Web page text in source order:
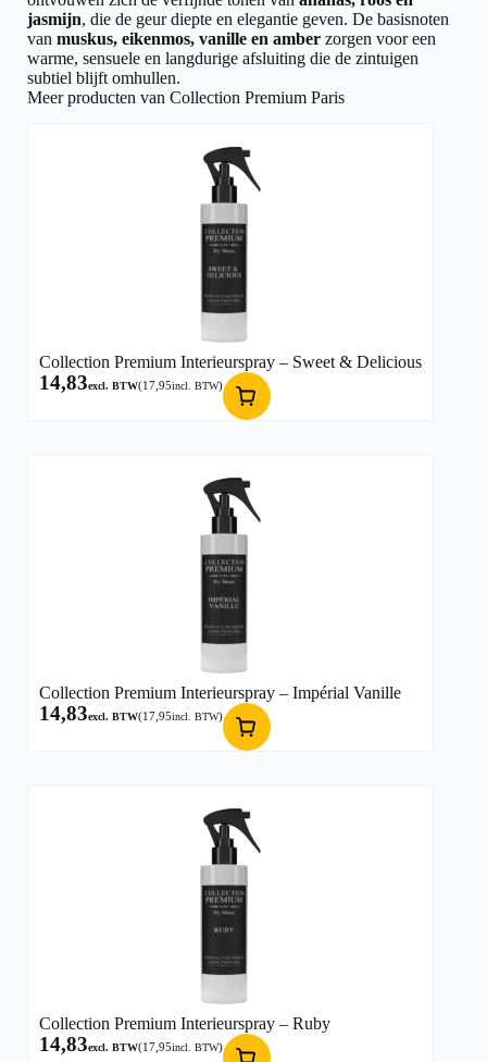
jasmijn, die de geur diepte en elegantie geven. De basisnoten
van muskus, eikenmos, vanille en amber zorgen voor een
warme, sensuele en langdurige afsluiting die de zintuigen
subtiel blijft omhullen.
Meer producten van Collection Premium Paris
Collection Premium Interieurspray – Sweet & Delicious
14,83excl. BTW(17,95incl. BTW)
Collection Premium Interieurspray – Impérial Vanille
14,83excl. BTW(17,95incl. BTW)
Collection Premium Interieurspray – Ruby
14,83excl. BTW(17,95incl. BTW)